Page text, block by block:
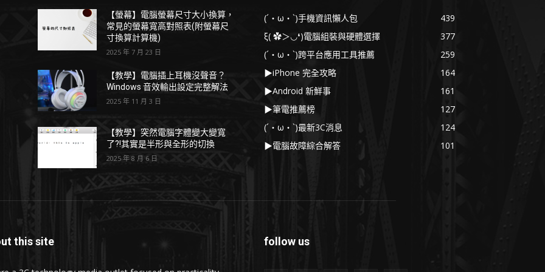
【螢幕】電腦螢幕尺寸大小換算，
常見的螢幕寬高對照表(附螢幕尺
寸換算計算機)
2025 年 7 月 23 日
【教學】電腦插上耳機沒聲音？
Windows 音效輸出設定完整解法
2025 年 11 月 3 日
【教學】突然電腦字體變大變寬
了?!其實是半形與全形的切換
2025 年 8 月 6 日
(´・ω・`)手機資訊懶人包
439
ξ( ✿＞◡❛)電腦組裝與硬體選擇
377
(´・ω・`)跨平台應用工具推薦
259
▶iPhone 完全攻略
164
▶Android 新鮮事
161
▶筆電推薦榜
127
(´・ω・`)最新3C消息
124
▶電腦故障綜合解答
101
this site follow us